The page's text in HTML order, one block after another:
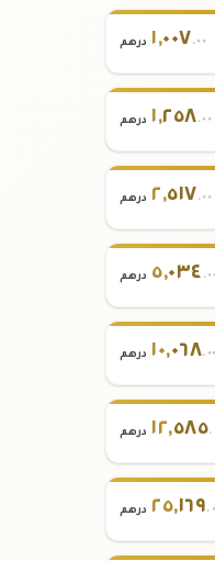
١,٠٠٧ .٠٠ درهم
١,٢٥٨.٠٠ درهم
٢,٥١٧ .٠٠ درهم
٥,٠٣٤ درهم
١٠,٠٦٨.٠٠ درهم
١٢,٥٨٥ درهم
٢٥,١٦٩ درهم